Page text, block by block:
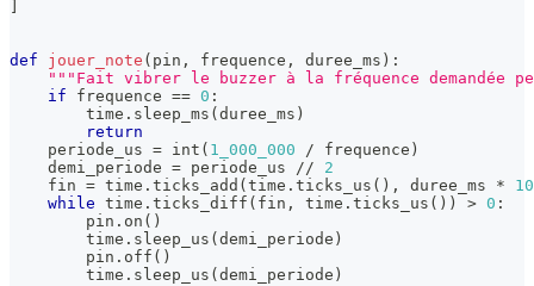
def jouer_note ( pin , frequence , duree_ms ) :
"""Fait vibrer le buzzer à la fréquence demandée
if frequence == 0 :
        time
. sleep_ms ( duree_ms )
return
    periode_us
= int ( 1_000_000 / frequence )
    demi_periode
= periode_us //
2
    fin
= time . ticks_add ( time . ticks_us ( ) , duree_ms *
while time . ticks_diff ( fin , time . ticks_us ( ) ) > 0 :
        pin
. on ( )
        time
. sleep_us ( demi_periode )
        pin
. off ( )
        time
. sleep_us ( demi_periode )